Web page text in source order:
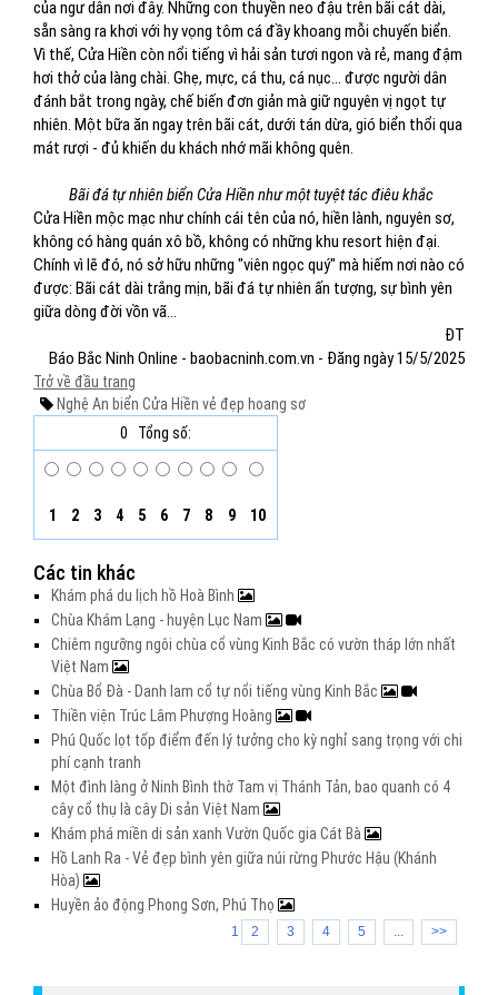
của ngư dân nơi đây. Những con thuyền neo đậu trên bãi cát dài,
sẵn sàng ra khơi với hy vọng tôm cá đầy khoang mỗi chuyến biển.
Vì thế, Cửa Hiền còn nổi tiếng vì hải sản tươi ngon và rẻ, mang đậm
hơi thở của làng chài. Ghẹ, mực, cá thu, cá nục… được người dân
đánh bắt trong ngày, chế biến đơn giản mà giữ nguyên vị ngọt tự
nhiên. Một bữa ăn ngay trên bãi cát, dưới tán dừa, gió biển thổi qua
mát rượi - đủ khiến du khách nhớ mãi không quên.
Bãi đá tự nhiên biển Cửa Hiền như một tuyệt tác điêu khắc
Cửa Hiền mộc mạc như chính cái tên của nó, hiền lành, nguyên sơ,
không có hàng quán xô bồ, không có những khu resort hiện đại.
Chính vì lẽ đó, nó sở hữu những "viên ngọc quý" mà hiếm nơi nào có
được: Bãi cát dài trắng mịn, bãi đá tự nhiên ấn tượng, sự bình yên
giữa dòng đời vồn vã…
ĐT
Báo Bắc Ninh Online - baobacninh.com.vn - Đăng ngày 15/5/2025
Trở về đầu trang
Nghệ An biển Cửa Hiền vẻ đẹp hoang sơ
0
Tổng số:
1 2 3 4 5 6 7 8 9 10
Các tin khác
Khám phá du lịch hồ Hoà Bình
Chùa Khám Lạng - huyện Lục Nam
Chiêm ngưỡng ngôi chùa cổ vùng Kinh Bắc có vườn tháp lớn nhất
Việt Nam
Chùa Bổ Đà - Danh lam cổ tự nổi tiếng vùng Kinh Bắc
Thiền viện Trúc Lâm Phượng Hoàng
Phú Quốc lọt tốp điểm đến lý tưởng cho kỳ nghỉ sang trọng với chi
phí cạnh tranh
Một đình làng ở Ninh Bình thờ Tam vị Thánh Tản, bao quanh có 4
cây cổ thụ là cây Di sản Việt Nam
Khám phá miền di sản xanh Vườn Quốc gia Cát Bà
Hồ Lanh Ra - Vẻ đẹp bình yên giữa núi rừng Phước Hậu (Khánh
Hòa)
Huyền ảo động Phong Sơn, Phú Thọ
1 2 3 4 5 ... >>